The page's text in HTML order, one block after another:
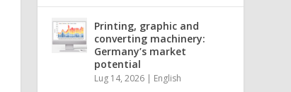
Printing, graphic and
converting machinery:
Germany’s market
potential
Lug 14, 2026 | English